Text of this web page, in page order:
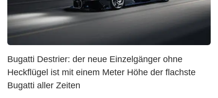
Bugatti Destrier: der neue Einzelgänger ohne
Heckflügel ist mit einem Meter Höhe der flachste
Bugatti aller Zeiten